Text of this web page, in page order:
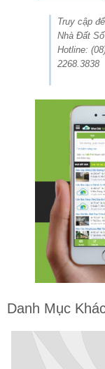
Truy cập
Nhà Đất
Hotline:
2268.3838
Danh Mục